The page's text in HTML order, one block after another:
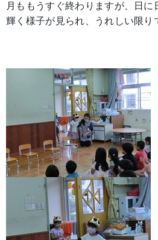
月ももうすぐ終わりますが、日
輝く様子が見られ、うれしい限り